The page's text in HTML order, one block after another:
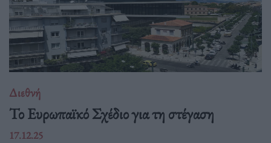
Διεθνή
Το Ευρωπαϊκό Σχέδιο για τη στέγαση
17.12.25